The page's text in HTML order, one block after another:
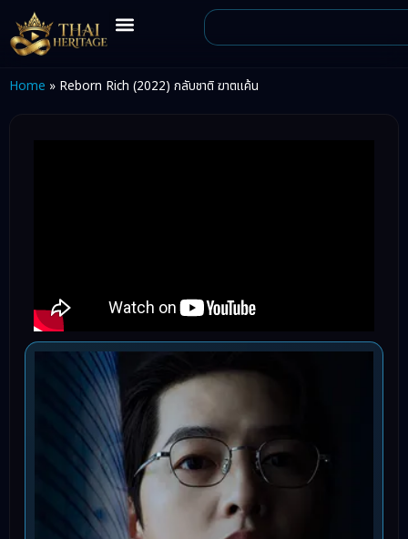
Home » Reborn Rich (2022) กลับชาติ ฆาตแค้น